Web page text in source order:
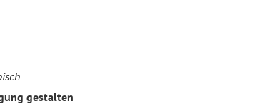
für
gestalten